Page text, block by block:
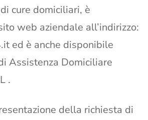
cure domiciliari, è
web aziendale all’indirizzo:
ed è anche disponibile
Assistenza Domiciliare
.
della richiesta di